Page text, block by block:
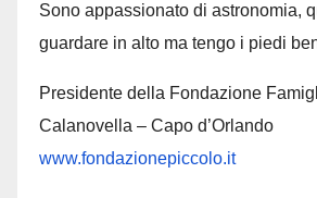
Sono appassionato di astronomia,
guardare in alto ma tengo i piedi
Presidente della Fondazione
Calanovella – Capo d’Orlando
www.fondazionepiccolo.it